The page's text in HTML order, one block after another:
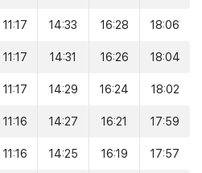
11:17 14:33 16:28 18:06
11:17 14:31 16:26 18:04
11:17 14:29 16:24 18:02
11:16 14:27 16:21 17:59
11:16 14:25 16:19 17:57